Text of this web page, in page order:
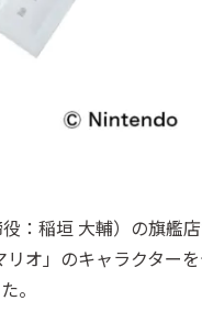
：稲垣 大輔）の旗艦
オ」のキャラクター
。